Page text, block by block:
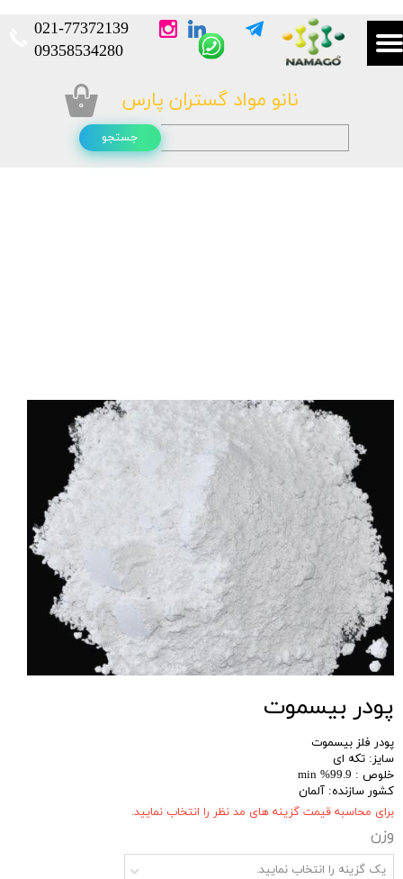
نانو مواد گستران پارس
021-77372139​​​​​​​
​​​​​​​09358534280
جستجو
۰
پودر بیسموت
برای محاسبه قیمت گزینه های مد نظر را انتخاب نمایید.
پودر فلز بیسموت
سایز: تکه ای
خلوص : 99.9% min
کشور سازنده: آلمان
وزن
یک گزینه را انتخاب نمایید.